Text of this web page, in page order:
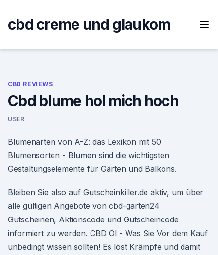
content
cbd creme und glaukom
CBD REVIEWS
Cbd blume hol mich hoch
USER
Blumenarten von A-Z: das Lexikon mit 50
Blumensorten - Blumen sind die wichtigsten
Gestaltungselemente für Gärten und Balkons.
Bleiben Sie also auf Gutscheinkiller.de aktiv, um über
alle gültigen Angebote von cbd-garten24
Gutscheinen, Aktionscode und Gutscheincode
informiert zu werden. CBD Öl - Was Sie Vor dem Kauf
unbedingt wissen sollten! Es löst Krämpfe und damit